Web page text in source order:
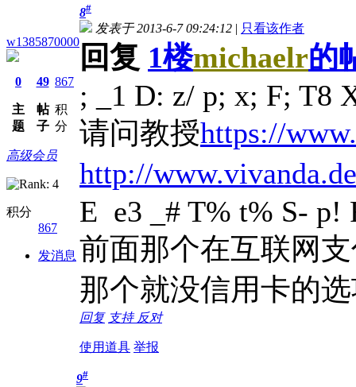
w1385870000
0
主
题
49
帖
子
867
积
分
高级会员
积分
867
发消息
8#
发表于 2013-6-7 09:24:12 | 只看该作者
回复 1楼michaelr的
; _1 D: z/ p; x; F; T8
请问教授https://
http://www.vivanda.de
E e3 _# T% t% S- p!
前面那个在互联网
那个就没信用卡的
回复 支持 反对
使用道具 举报
9#